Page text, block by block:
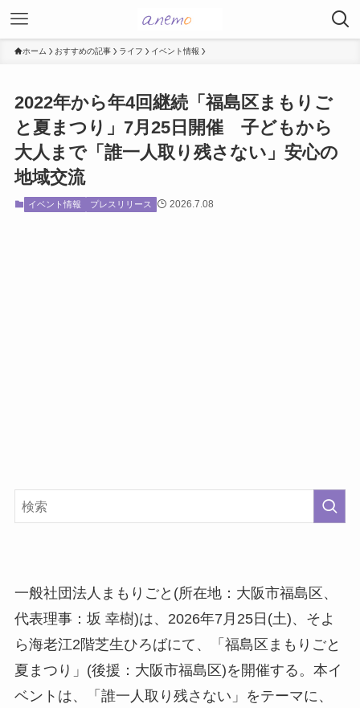
ホーム おすすめの記事 ライフ イベント情報
2022年から年4回継続「福島区まもりご
と夏まつり」7月25日開催 子どもから
大人まで「誰一人取り残さない」安心の
地域交流
イベント情報 プレスリリース 2026.7.08
一般社団法人まもりごと(所在地：大阪市福島区、
代表理事：坂 幸樹)は、2026年7月25日(土)、そよ
ら海老江2階芝生ひろばにて、「福島区まもりごと
夏まつり」(後援：大阪市福島区)を開催する。本イ
ベントは、「誰一人取り残さない」をテーマに、